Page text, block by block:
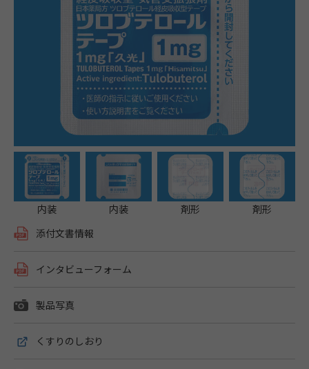
内装 内装 剤形 剤形
添付文書情報
インタビューフォーム
製品写真
くすりのしおり